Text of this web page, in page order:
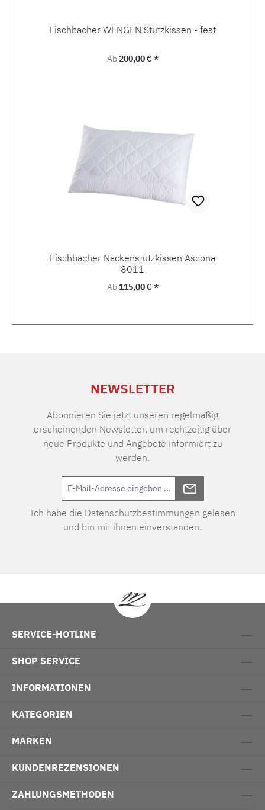
Fischbacher WENGEN Stützkissen - fest
Regulärer Preis:
Ab200,00 € *
Fischbacher Nackenstützkissen Ascona
8011
Regulärer Preis:
Ab115,00 € *
NEWSLETTER
Abonnieren Sie jetzt unseren regelmäßig
erscheinenden Newsletter, um rechtzeitig über
neue Produkte und Angebote informiert zu
werden.
Ich habe die Datenschutzbestimmungen gelesen
und bin mit ihnen einverstanden.
SERVICE-HOTLINE
SHOP SERVICE
INFORMATIONEN
KATEGORIEN
MARKEN
KUNDENREZENSIONEN
ZAHLUNGSMETHODEN